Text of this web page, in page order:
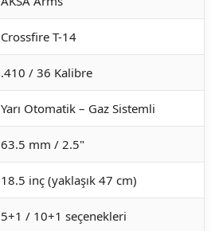
Crossfire T-14
.410 / 36 Kalibre
Yarı Otomatik – Gaz Sistemli
63.5 mm / 2.5"
18.5 inç (yaklaşık 47 cm)
5+1 / 10+1 seçenekleri